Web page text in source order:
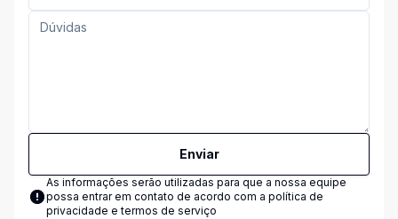
Enviar
As informações serão utilizadas para que a nossa equipe
possa entrar em contato de acordo com a política de
privacidade e termos de serviço